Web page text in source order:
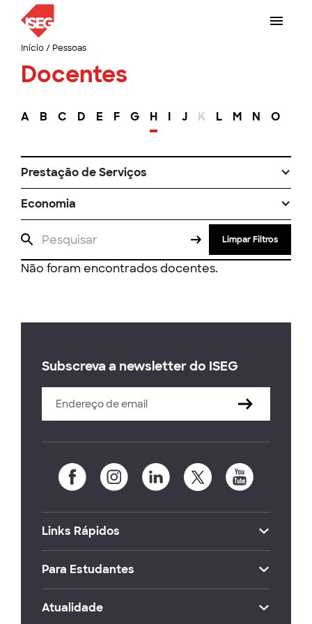
Início/ Pessoas
Docentes
A B C D E F G H I J K L M N O
Prestação de Serviços
Economia
Limpar Filtros
Não foram encontrados docentes.
Subscreva a newsletter do ISEG
Links Rápidos
Para Estudantes
Atualidade